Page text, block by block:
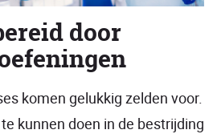
door
komen gelukkig zelden voor.
kunnen doen in de bestrijding